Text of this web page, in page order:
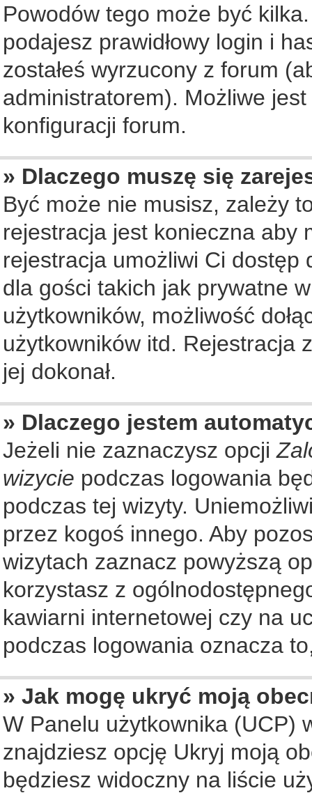
Powodów tego może być
podajesz prawidłowy login i
zostałeś wyrzucony z forum
administratorem). Możliwe
konfiguracji forum.
» Dlaczego muszę się
Być może nie musisz, zależy
rejestracja jest konieczna aby
rejestracja umożliwi Ci
dla gości takich jak prywatne
użytkowników, możliwość
użytkowników itd. Rejestracja
jej dokonał.
» Dlaczego jestem
Jeżeli nie zaznaczysz opcji
wizycie podczas logowania
podczas tej wizyty.
przez kogoś innego. Aby
wizytach zaznacz powyższą
korzystasz z
kawiarni internetowej czy na
podczas logowania oznacza
» Jak mogę ukryć moją
W Panelu użytkownika (UCP)
znajdziesz opcję Ukryj moją
będziesz widoczny na liście